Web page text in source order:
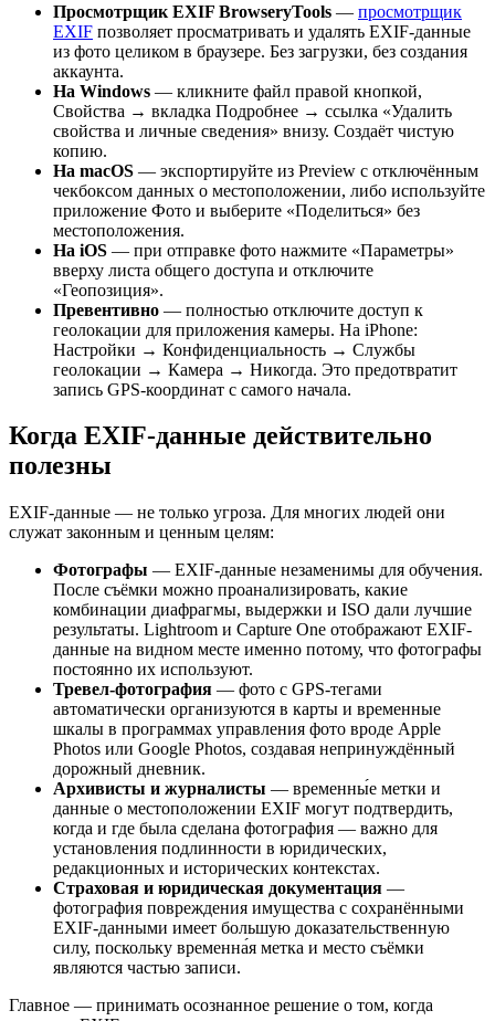
Просмотрщик EXIF BrowseryTools — просмотрщик
EXIF позволяет просматривать и удалять EXIF-данные
из фото целиком в браузере. Без загрузки, без создания
аккаунта.
На Windows — кликните файл правой кнопкой,
Свойства → вкладка Подробнее → ссылка «Удалить
свойства и личные сведения» внизу. Создаёт чистую
копию.
На macOS — экспортируйте из Preview с отключённым
чекбоксом данных о местоположении, либо используйте
приложение Фото и выберите «Поделиться» без
местоположения.
На iOS — при отправке фото нажмите «Параметры»
вверху листа общего доступа и отключите
«Геопозиция».
Превентивно — полностью отключите доступ к
геолокации для приложения камеры. На iPhone:
Настройки → Конфиденциальность → Службы
геолокации → Камера → Никогда. Это предотвратит
запись GPS-координат с самого начала.
Когда EXIF-данные действительно
полезны
EXIF-данные — не только угроза. Для многих людей они
служат законным и ценным целям:
Фотографы — EXIF-данные незаменимы для обучения.
После съёмки можно проанализировать, какие
комбинации диафрагмы, выдержки и ISO дали лучшие
результаты. Lightroom и Capture One отображают EXIF-
данные на видном месте именно потому, что фотографы
постоянно их используют.
Тревел-фотография — фото с GPS-тегами
автоматически организуются в карты и временные
шкалы в программах управления фото вроде Apple
Photos или Google Photos, создавая непринуждённый
дорожный дневник.
Архивисты и журналисты — временны́е метки и
данные о местоположении EXIF могут подтвердить,
когда и где была сделана фотография — важно для
установления подлинности в юридических,
редакционных и исторических контекстах.
Страховая и юридическая документация —
фотография повреждения имущества с сохранёнными
EXIF-данными имеет большую доказательственную
силу, поскольку временна́я метка и место съёмки
являются частью записи.
Главное — принимать осознанное решение о том, когда